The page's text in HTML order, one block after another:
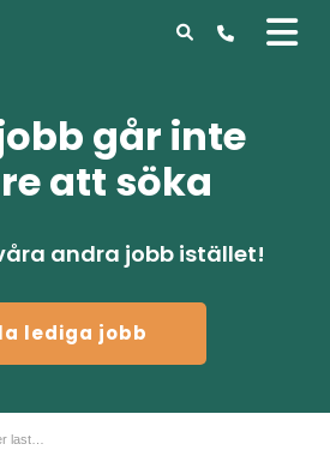
går inte
att söka
andra jobb istället!
lediga jobb